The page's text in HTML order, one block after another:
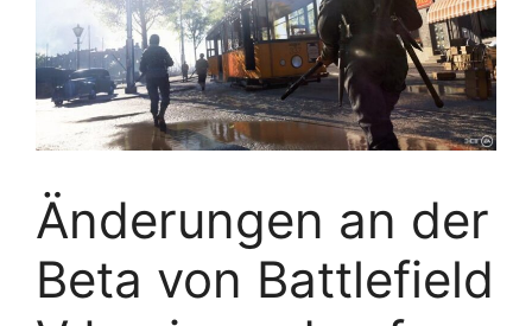
Änderungen an der
Beta von Battlefield